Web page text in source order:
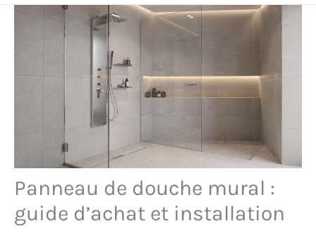
Panneau de douche mural :
guide d’achat et installation